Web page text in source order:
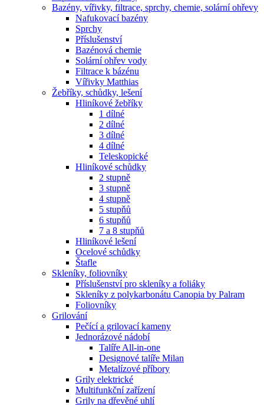
Bazény, vířivky, filtrace, sprchy, chemie, solární ohřevy
Nafukovací bazény
Sprchy
Příslušenství
Bazénová chemie
Solární ohřev vody
Filtrace k bázénu
Vířivky Matthias
Žebříky, schůdky, lešení
Hliníkové žebříky
1 dílné
2 dílné
3 dílné
4 dílné
Teleskopické
Hliníkové schůdky
2 stupně
3 stupně
4 stupně
5 stupňů
6 stupňů
7 a 8 stupňů
Hliníkové lešení
Ocelové schůdky
Štafle
Skleníky, foliovníky
Příslušenství pro skleníky a foliáky
Skleníky z polykarbonátu Canopia by Palram
Foliovníky
Grilování
Pečící a grilovací kameny
Jednorázové nádobí
Talíře All-in-one
Designové talíře Milan
Metalízové příbory
Grily elektrické
Multifunkční zařízení
Grily na dřevěné uhlí